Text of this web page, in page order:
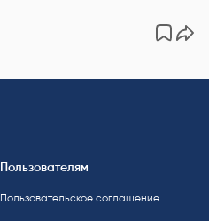
Пользователям
Пользовательское соглашение